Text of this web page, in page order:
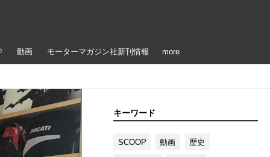
動画 モーターマガジン社新刊情報 more
キーワード
SCOOP 動画 歴史